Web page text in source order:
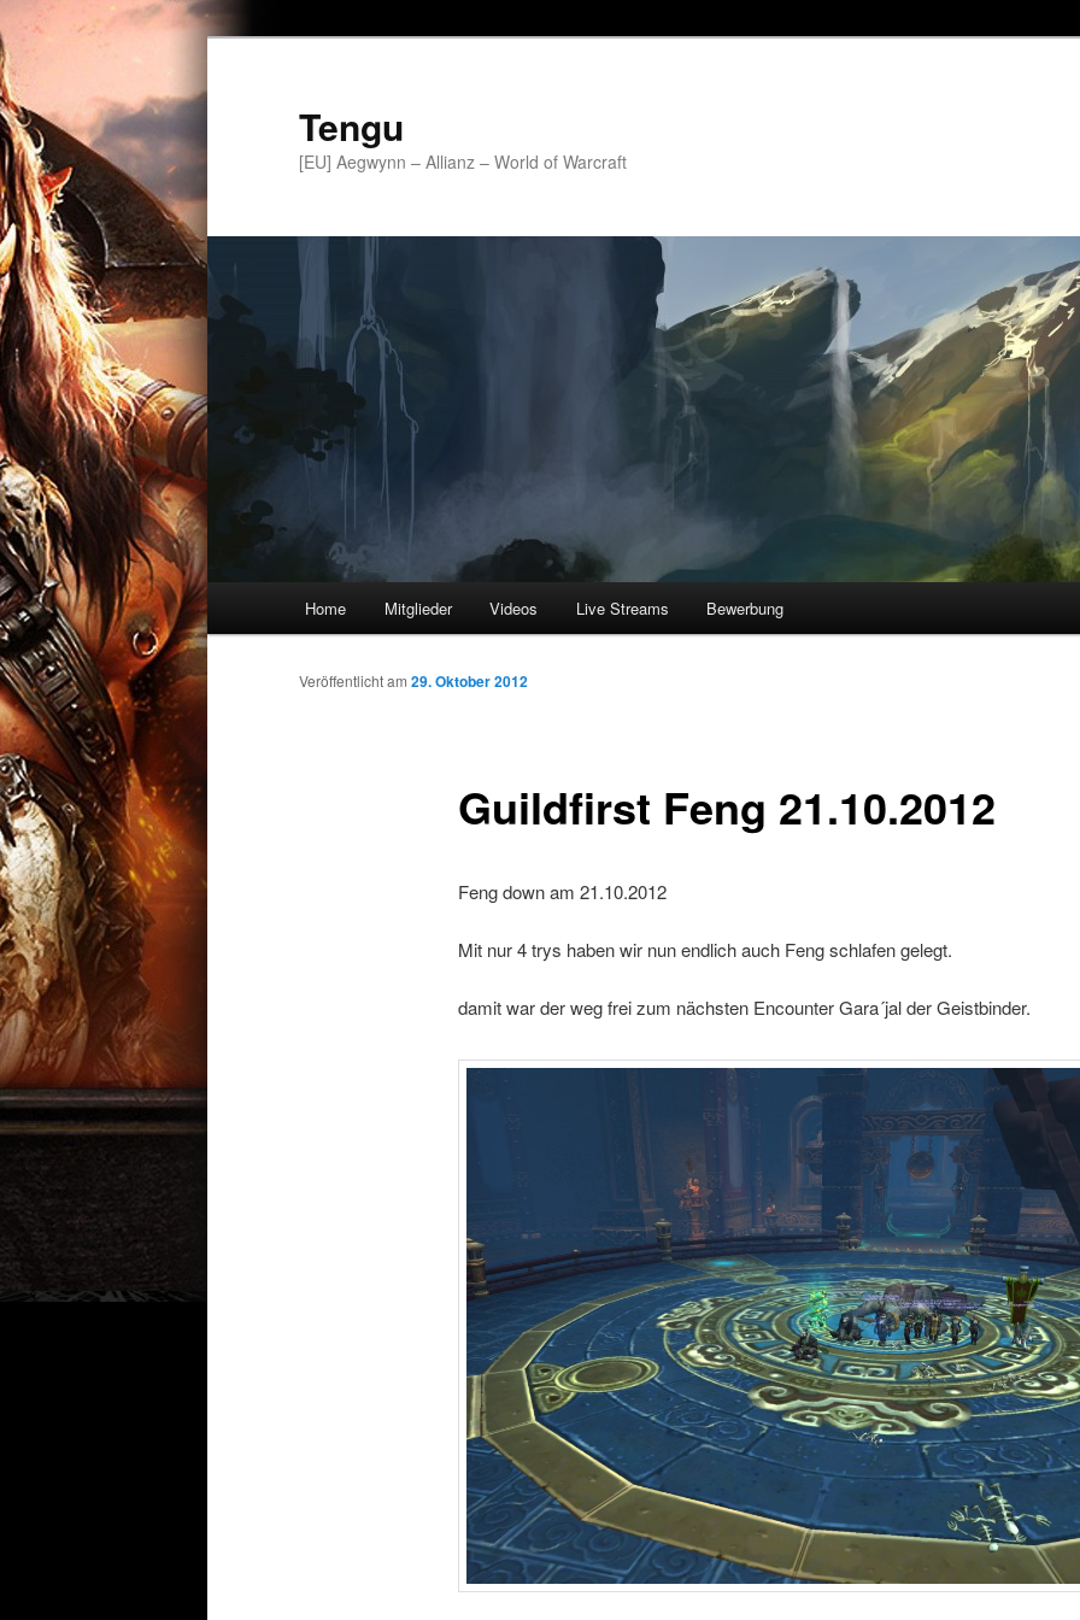
Tengu
[EU] Aegwynn – Allianz – World of Warcraft
Zum
Inhalt
Home Mitglieder Videos Live Streams Bewerbung
Guildfirst Feng 21.10.2012
Veröffentlicht am 29. Oktober 2012
Feng down am 21.10.2012
Mit nur 4 trys haben wir nun endlich auch Feng schlafen gelegt.
damit war der weg frei zum nächsten Encounter Gara´jal der Geistbinder.